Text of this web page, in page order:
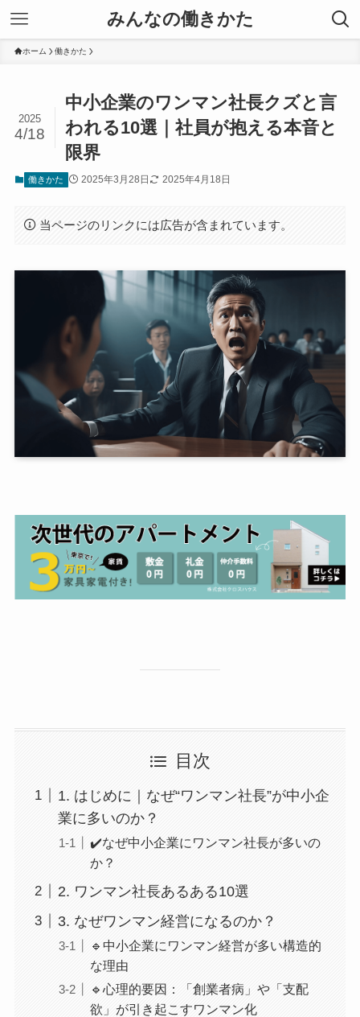
みんなの働きかた
ホーム 働きかた
中小企業のワンマン社長クズと言
われる10選｜社員が抱える本音と
限界
2025
4/18
働きかた 2025年3月28日 2025年4月18日
当ページのリンクには広告が含まれています。
目次
1. はじめに｜なぜ“ワンマン社長”が中小企
業に多いのか？
✔️なぜ中小企業にワンマン社長が多いの
か？
2. ワンマン社長あるある10選
3. なぜワンマン経営になるのか？
🔹中小企業にワンマン経営が多い構造的
な理由
🔹心理的要因：「創業者病」や「支配
欲」が引き起こすワンマン化